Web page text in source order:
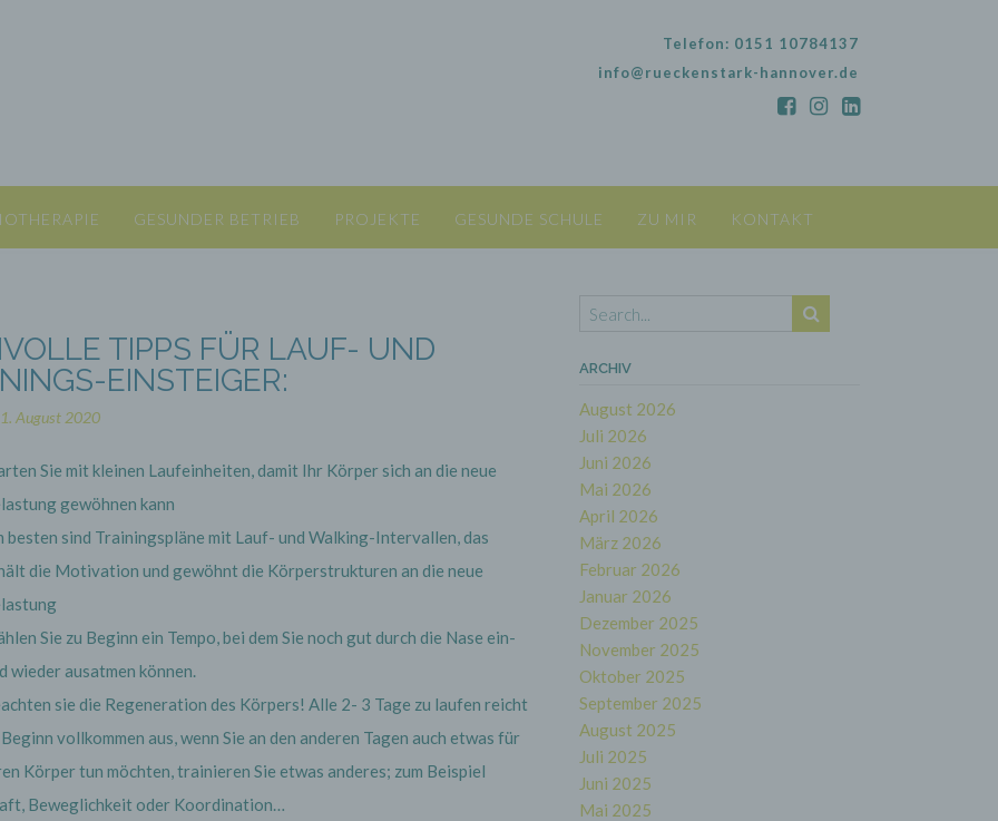
Telefon: 0151 10784137
info@rueckenstark-hannover.de
GESUNDER BETRIEB PROJEKTE GESUNDE SCHULE ZU MIR KONTAKT
TIPPS FÜR LAUF- UND
EINSTEIGER:
1. August 2020
Sie mit kleinen Laufeinheiten, damit Ihr Körper sich an die neue
gewöhnen kann
besten sind Trainingspläne mit Lauf- und Walking-Intervallen, das
die Motivation und gewöhnt die Körperstrukturen an die neue
Sie zu Beginn ein Tempo, bei dem Sie noch gut durch die Nase ein-
wieder ausatmen können.
sie die Regeneration des Körpers! Alle 2- 3 Tage zu laufen reicht
vollkommen aus, wenn Sie an den anderen Tagen auch etwas für
Körper tun möchten, trainieren Sie etwas anderes; zum Beispiel
Beweglichkeit oder Koordination…
ARCHIV
August 2026
Juli 2026
Juni 2026
Mai 2026
April 2026
März 2026
Februar 2026
Januar 2026
Dezember 2025
November 2025
Oktober 2025
September 2025
August 2025
Juli 2025
Juni 2025
Mai 2025